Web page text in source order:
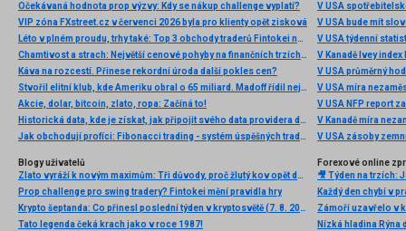
Očekávaná hodnota prop výzvy: Kdy se nákup challenge vyplatí?
VIP zóna FXstreet.cz v červenci 2026 byla pro klienty opět zisková
Léto v plném proudu, trhy také: Top 3 obchody traderů Fintokei na indexech a zlatě
Chamtivost a strach: Největší cenové pohyby na finančních trzích (červenec 2026)
Káva na rozcestí. Přinese rekordní úroda další pokles cen?
Stvořil elitní klub, kde Ameriku obral o 65 miliard. Madoff řídil největší Ponzi dějin
Akcie, dolar, bitcoin, zlato, ropa: Začíná to!
Historická data, kde je získat, jak připojit svého data providera do MultiCharts a proč je budeme potřebovat? (4. díl)
Jak obchodují profíci: Fibonacci trading - systém úspěšných traderů
V USA
V USA bude mít
V USA týdenní
V Kanadě Ivey index
V USA průměrný
V USA míra
V USA NFP report
V Kanadě míra
V USA zásoby
Blogy uživatelů
Zlato vyráží k novým maximům: Tři důvody, proč žlutý kov opět dominuje
Prop challenge pro swing tradery? Fintokei mění pravidla hry
Krypto šeptanda: Co přinesl poslední týden v kryptosvětě (7. 8. 2026)
Tato legenda čeká krach jako v roce 1987!
Forexové online
Nízká hladina